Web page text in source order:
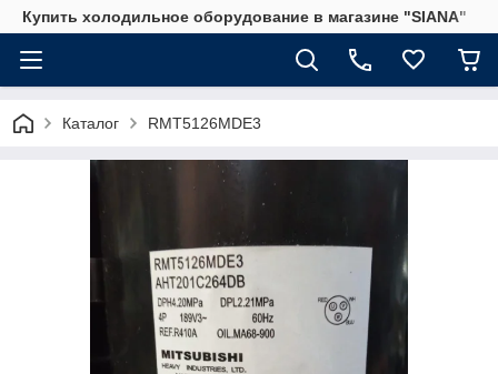
Купить холодильное оборудование в магазине "SIANA"
Каталог RMT5126MDE3